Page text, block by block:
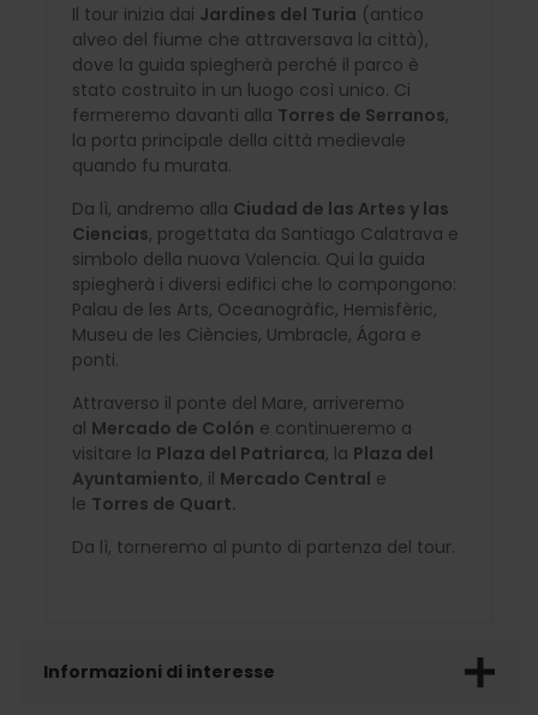
Il tour inizia dai Jardines del Turia (antico
alveo del fiume che attraversava la città),
dove la guida spiegherà perché il parco è
stato costruito in un luogo così unico. Ci
fermeremo davanti alla Torres de Serranos,
la porta principale della città medievale
quando fu murata.
Da lì, andremo alla Ciudad de las Artes y las
Ciencias, progettata da Santiago Calatrava e
simbolo della nuova Valencia. Qui la guida
spiegherà i diversi edifici che lo compongono:
Palau de les Arts, Oceanogràfic, Hemisfèric,
Museu de les Ciències, Umbracle, Ágora e
ponti.
Attraverso il ponte del Mare, arriveremo
al Mercado de Colón e continueremo a
visitare la Plaza del Patriarca, la Plaza del
Ayuntamiento, il Mercado Central e
le Torres de Quart.
Da lì, torneremo al punto di partenza del tour.
Informazioni di interesse